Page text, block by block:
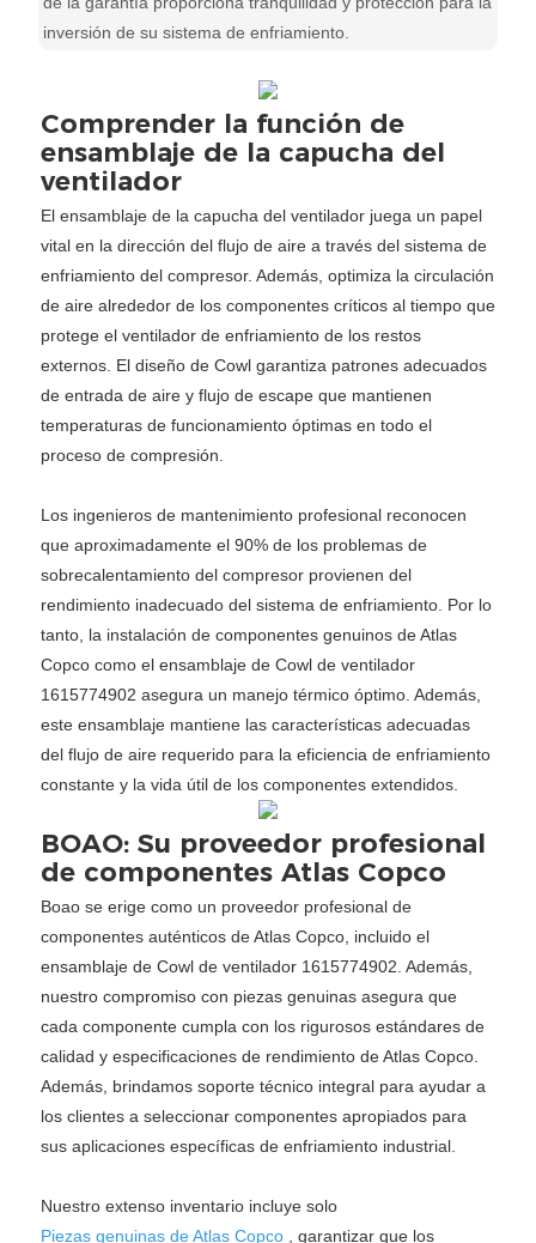
inversión de su sistema de enfriamiento.
Comprender la función de
ensamblaje de la capucha del
ventilador
El ensamblaje de la capucha del ventilador juega un papel
vital en la dirección del flujo de aire a través del sistema de
enfriamiento del compresor. Además, optimiza la circulación
de aire alrededor de los componentes críticos al tiempo que
protege el ventilador de enfriamiento de los restos
externos. El diseño de Cowl garantiza patrones adecuados
de entrada de aire y flujo de escape que mantienen
temperaturas de funcionamiento óptimas en todo el
proceso de compresión.
Los ingenieros de mantenimiento profesional reconocen
que aproximadamente el 90% de los problemas de
sobrecalentamiento del compresor provienen del
rendimiento inadecuado del sistema de enfriamiento. Por lo
tanto, la instalación de componentes genuinos de Atlas
Copco como el ensamblaje de Cowl de ventilador
1615774902 asegura un manejo térmico óptimo. Además,
este ensamblaje mantiene las características adecuadas
del flujo de aire requerido para la eficiencia de enfriamiento
constante y la vida útil de los componentes extendidos.
BOAO: Su proveedor profesional
de componentes Atlas Copco
Boao se erige como un proveedor profesional de
componentes auténticos de Atlas Copco, incluido el
ensamblaje de Cowl de ventilador 1615774902. Además,
nuestro compromiso con piezas genuinas asegura que
cada componente cumpla con los rigurosos estándares de
calidad y especificaciones de rendimiento de Atlas Copco.
Además, brindamos soporte técnico integral para ayudar a
los clientes a seleccionar componentes apropiados para
sus aplicaciones específicas de enfriamiento industrial.
Nuestro extenso inventario incluye solo
Piezas genuinas de Atlas Copco, garantizar que los